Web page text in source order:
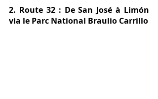
2. Route 32 : De San José à Limón
via le Parc National Braulio Carrillo